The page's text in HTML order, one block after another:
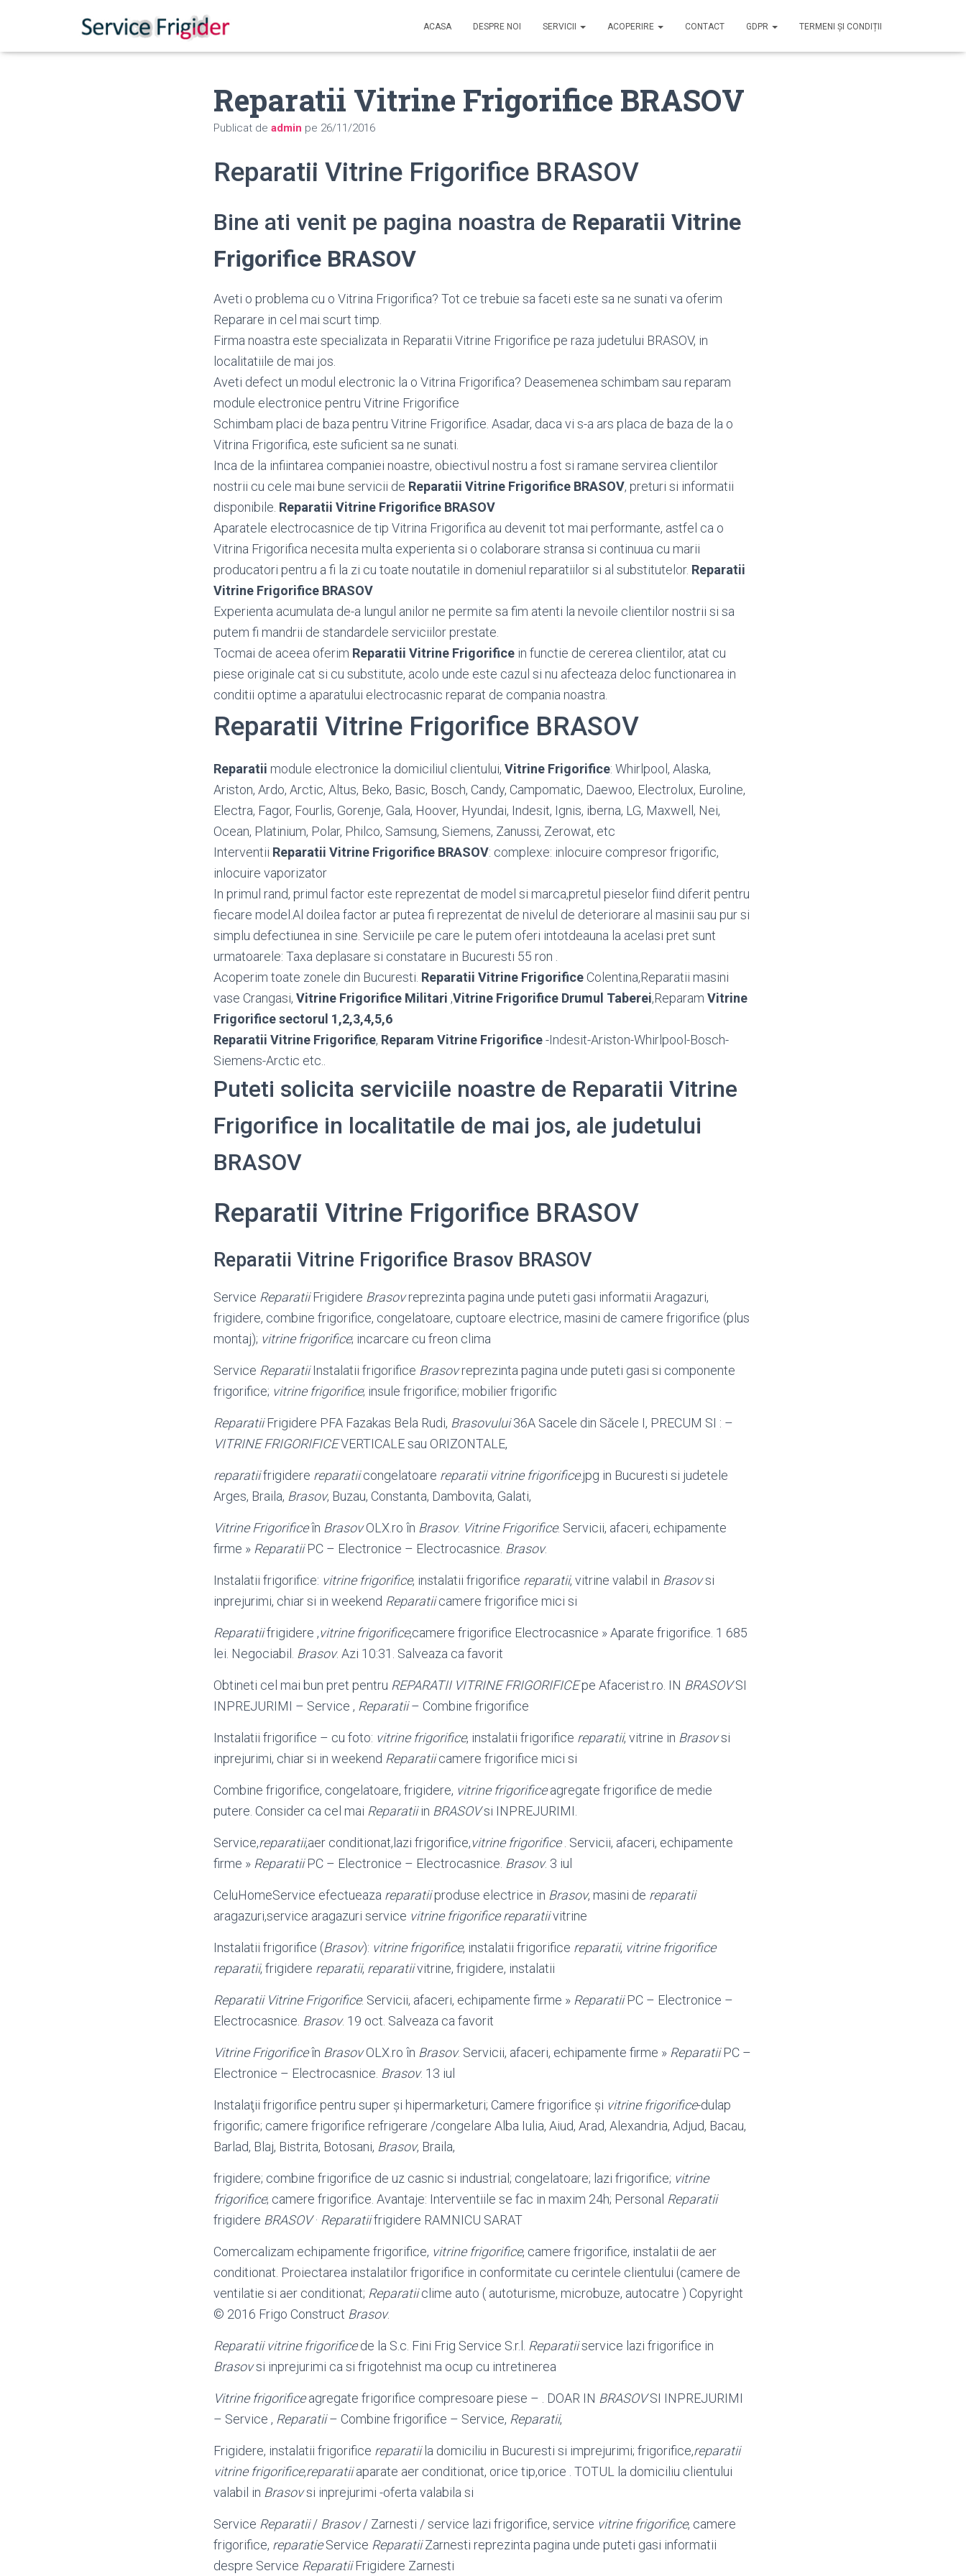
ACASA DESPRE NOI SERVICII ACOPERIRE CONTACT GDPR TERMENI ȘI CONDIȚII
Reparatii Vitrine Frigorifice BRASOV
Publicat de admin pe 26/11/2016
Reparatii Vitrine Frigorifice BRASOV
Bine ati venit pe pagina noastra de Reparatii Vitrine
Frigorifice BRASOV
Aveti o problema cu o Vitrina Frigorifica? Tot ce trebuie sa faceti este sa ne sunati va oferim
Reparare in cel mai scurt timp.
Firma noastra este specializata in Reparatii Vitrine Frigorifice pe raza judetului BRASOV, in
localitatiile de mai jos.
Aveti defect un modul electronic la o Vitrina Frigorifica? Deasemenea schimbam sau reparam
module electronice pentru Vitrine Frigorifice
Schimbam placi de baza pentru Vitrine Frigorifice. Asadar, daca vi s-a ars placa de baza de la o
Vitrina Frigorifica, este suficient sa ne sunati.
Inca de la infiintarea companiei noastre, obiectivul nostru a fost si ramane servirea clientilor
nostrii cu cele mai bune servicii de Reparatii Vitrine Frigorifice BRASOV, preturi si informatii
disponibile. Reparatii Vitrine Frigorifice BRASOV
Aparatele electrocasnice de tip Vitrina Frigorifica au devenit tot mai performante, astfel ca o
Vitrina Frigorifica necesita multa experienta si o colaborare stransa si continuua cu marii
producatori pentru a fi la zi cu toate noutatile in domeniul reparatiilor si al substitutelor. Reparatii
Vitrine Frigorifice BRASOV
Experienta acumulata de-a lungul anilor ne permite sa fim atenti la nevoile clientilor nostrii si sa
putem fi mandrii de standardele serviciilor prestate.
Tocmai de aceea oferim Reparatii Vitrine Frigorifice in functie de cererea clientilor, atat cu
piese originale cat si cu substitute, acolo unde este cazul si nu afecteaza deloc functionarea in
conditii optime a aparatului electrocasnic reparat de compania noastra.
Reparatii Vitrine Frigorifice BRASOV
Reparatii module electronice la domiciliul clientului, Vitrine Frigorifice: Whirlpool, Alaska,
Ariston, Ardo, Arctic, Altus, Beko, Basic, Bosch, Candy, Campomatic, Daewoo, Electrolux, Euroline,
Electra, Fagor, Fourlis, Gorenje, Gala, Hoover, Hyundai, Indesit, Ignis, iberna, LG, Maxwell, Nei,
Ocean, Platinium, Polar, Philco, Samsung, Siemens, Zanussi, Zerowat, etc
Interventii Reparatii Vitrine Frigorifice BRASOV: complexe: inlocuire compresor frigorific,
inlocuire vaporizator
In primul rand, primul factor este reprezentat de model si marca,pretul pieselor fiind diferit pentru
fiecare model.Al doilea factor ar putea fi reprezentat de nivelul de deteriorare al masinii sau pur si
simplu defectiunea in sine. Serviciile pe care le putem oferi intotdeauna la acelasi pret sunt
urmatoarele: Taxa deplasare si constatare in Bucuresti 55 ron .
Acoperim toate zonele din Bucuresti. Reparatii Vitrine Frigorifice Colentina,Reparatii masini
vase Crangasi, Vitrine Frigorifice Militari ,Vitrine Frigorifice Drumul Taberei,Reparam Vitrine
Frigorifice sectorul 1,2,3,4,5,6
Reparatii Vitrine Frigorifice, Reparam Vitrine Frigorifice-Indesit-Ariston-Whirlpool-Bosch-
Siemens-Arctic etc..
Puteti solicita serviciile noastre de Reparatii Vitrine
Frigorifice in localitatile de mai jos, ale judetului
BRASOV
Reparatii Vitrine Frigorifice BRASOV
Reparatii Vitrine Frigorifice Brasov BRASOV
Service ReparatiiFrigidere Brasovreprezinta pagina unde puteti gasi informatii Aragazuri,
frigidere, combine frigorifice, congelatoare, cuptoare electrice, masini de camere frigorifice (plus
montaj); vitrine frigorifice; incarcare cu freon clima
Service ReparatiiInstalatii frigorifice Brasovreprezinta pagina unde puteti gasi si componente
frigorifice; vitrine frigorifice; insule frigorifice; mobilier frigorific
ReparatiiFrigidere PFA Fazakas Bela Rudi, Brasovului36A Sacele din Săcele I, PRECUM SI : –
VITRINE FRIGORIFICEVERTICALE sau ORIZONTALE,
reparatiifrigidere reparatiicongelatoare reparatii vitrine frigorifice.jpg in Bucuresti si judetele
Arges, Braila, Brasov, Buzau, Constanta, Dambovita, Galati,
Vitrine Frigorificeîn BrasovOLX.ro în Brasov. Vitrine Frigorifice. Servicii, afaceri, echipamente
firme » ReparatiiPC – Electronice – Electrocasnice. Brasov.
Instalatii frigorifice: vitrine frigorifice, instalatii frigorifice reparatii, vitrine valabil in Brasovsi
inprejurimi, chiar si in weekend Reparatiicamere frigorifice mici si
Reparatiifrigidere ,vitrine frigorifice,camere frigorifice Electrocasnice » Aparate frigorifice. 1 685
lei. Negociabil. Brasov. Azi 10:31. Salveaza ca favorit
Obtineti cel mai bun pret pentru REPARATII VITRINE FRIGORIFICEpe Afacerist. ro. IN BRASOVSI
INPREJURIMI – Service , Reparatii– Combine frigorifice
Instalatii frigorifice – cu foto: vitrine frigorifice, instalatii frigorifice reparatii, vitrine in Brasovsi
inprejurimi, chiar si in weekend Reparatiicamere frigorifice mici si
Combine frigorifice, congelatoare, frigidere, vitrine frigorificeagregate frigorifice de medie
putere. Consider ca cel mai Reparatiiin BRASOVsi INPREJURIMI.
Service,reparatii,aer conditionat,lazi frigorifice,vitrine frigorifice. Servicii, afaceri, echipamente
firme » ReparatiiPC – Electronice – Electrocasnice. Brasov. 3 iul
CeluHomeService efectueaza reparatiiproduse electrice in Brasov, masini de reparatii
aragazuri,service aragazuri service vitrine frigorifice reparatiivitrine
Instalatii frigorifice (Brasov): vitrine frigorifice, instalatii frigorifice reparatii, vitrine frigorifice
reparatii, frigidere reparatii, reparatiivitrine, frigidere, instalatii
Reparatii Vitrine Frigorifice. Servicii, afaceri, echipamente firme » ReparatiiPC – Electronice –
Electrocasnice. Brasov. 19 oct. Salveaza ca favorit
Vitrine Frigorificeîn BrasovOLX.ro în Brasov. Servicii, afaceri, echipamente firme » ReparatiiPC –
Electronice – Electrocasnice. Brasov. 13 iul
Instalaţii frigorifice pentru super şi hipermarketuri; Camere frigorifice şi vitrine frigorifice-dulap
frigorific; camere frigorifice refrigerare /congelare Alba Iulia, Aiud, Arad, Alexandria, Adjud, Bacau,
Barlad, Blaj, Bistrita, Botosani, Brasov, Braila,
frigidere; combine frigorifice de uz casnic si industrial; congelatoare; lazi frigorifice; vitrine
frigorifice; camere frigorifice. Avantaje: Interventiile se fac in maxim 24h; Personal Reparatii
frigidere BRASOV· Reparatiifrigidere RAMNICU SARAT
Comercalizam echipamente frigorifice, vitrine frigorifice, camere frigorifice, instalatii de aer
conditionat. Proiectarea instalatilor frigorifice in conformitate cu cerintele clientului (camere de
ventilatie si aer conditionat; Reparatiiclime auto ( autoturisme, microbuze, autocatre ) Copyright
© 2016 Frigo Construct Brasov.
Reparatii vitrine frigorificede la S.c. Fini Frig Service S.r.l. Reparatiiservice lazi frigorifice in
Brasovsi inprejurimi ca si frigotehnist ma ocup cu intretinerea
Vitrine frigorificeagregate frigorifice compresoare piese – . DOAR IN BRASOVSI INPREJURIMI
– Service , Reparatii– Combine frigorifice – Service, Reparatii,
Frigidere, instalatii frigorifice reparatiila domiciliu in Bucuresti si imprejurimi; frigorifice,reparatii
vitrine frigorifice,reparatiiaparate aer conditionat, orice tip,orice . TOTUL la domiciliu clientului
valabil in Brasovsi inprejurimi -oferta valabila si
Service Reparatii/ Brasov/ Zarnesti / service lazi frigorifice, service vitrine frigorifice, camere
frigorifice, reparatieService ReparatiiZarnesti reprezinta pagina unde puteti gasi informatii
despre Service ReparatiiFrigidere Zarnesti